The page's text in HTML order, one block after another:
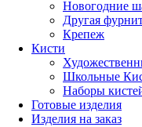
Новогодние
Другая
Крепеж
Кисти
Школьные
Наборы
Готовые изделия
Изделия на заказ